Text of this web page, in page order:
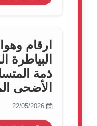
ارقام
ذمة
الأضحى